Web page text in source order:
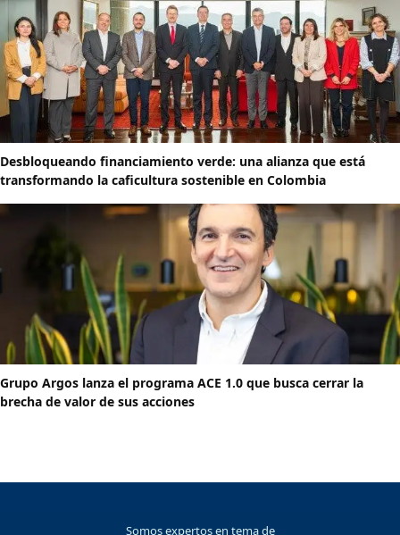
Desbloqueando financiamiento verde: una alianza que está
transformando la caficultura sostenible en Colombia
Grupo Argos lanza el programa ACE 1.0 que busca cerrar la
brecha de valor de sus acciones
Somos expertos en tema de